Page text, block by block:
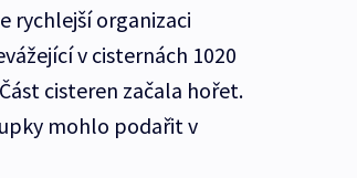
rychlejší organizaci
v cisternách 1020
cisteren začala hořet.
mohlo podařit v